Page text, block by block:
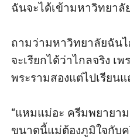
ฉันจะได้เข้ามหาวิทยาลั
ถามว่ามหาวิทยาลัยฉัน
จะเรียกได้ว่าไกลจริง เ
พระรามสองแต่ไปเรียน
“แหมแม่อะ ครีมพยายา
ขนาดนี้แม่ต้องภูมิใจกับ